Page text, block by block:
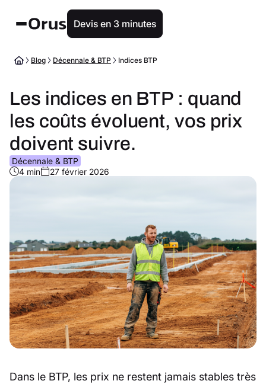
Devis en 3 minutes
Blog Décennale & BTP Indices BTP
Les indices en BTP : quand
les coûts évoluent, vos prix
doivent suivre.
Décennale & BTP
4 min
27 février 2026
Dans le BTP, les prix ne restent jamais stables très